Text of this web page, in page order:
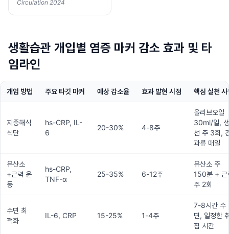
Circulation 2024
생활습관 개입별 염증 마커 감소 효과 및 타
임라인
개입 방법 주요 타깃 마커 예상 감소율 효과 발현 시점 핵심 실천 사
지중해식
식단
hs-CRP, IL-
6
20-30% 4-8주
올리브오일
30ml/일, 생
선 주 3회,
과류 매일
유산소
+근력 운
동
hs-CRP,
TNF-α
25-35% 6-12주
유산소 주
150분 + 근
주 2회
수면 최
적화
IL-6, CRP 15-25% 1-4주
7-8시간 수
면, 일정한
침 시간